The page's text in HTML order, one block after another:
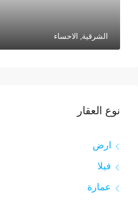
الشرقية, الاحساء
نوع العقار
ارض
فيلا
عمارة